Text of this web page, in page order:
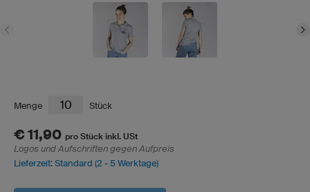
Menge Stück
€ 11,90 pro Stück inkl. USt
Logos und Aufschriften gegen Aufpreis
Lieferzeit: Standard (2 - 5 Werktage)